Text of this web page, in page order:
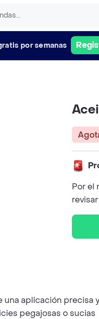
por semanas
Por el
aplicación
pegajosas o sucias